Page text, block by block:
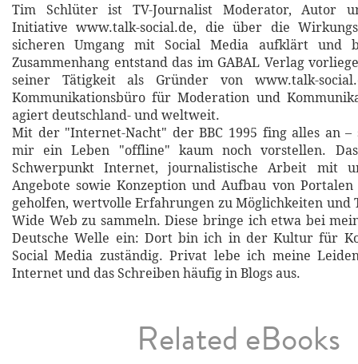
Tim Schlüter ist TV-Journalist Moderator, Autor
Initiative www.talk-social.de, die über die
sicheren Umgang mit Social Media aufklärt und
Zusammenhang entstand das im GABAL Verlag
seiner Tätigkeit als Gründer von www.talk-
Kommunikationsbüro für Moderation und
agiert deutschland- und weltweit.
Mit der "Internet-Nacht" der BBC 1995 fing alles an –
mir ein Leben "offline" kaum noch vorstellen.
Schwerpunkt Internet, journalistische Arbeit mit
Angebote sowie Konzeption und Aufbau von
geholfen, wertvolle Erfahrungen zu Möglichkeiten und
Wide Web zu sammeln. Diese bringe ich etwa bei
Deutsche Welle ein: Dort bin ich in der Kultur für
Social Media zuständig. Privat lebe ich meine
Internet und das Schreiben häufig in Blogs aus.
Related eBooks